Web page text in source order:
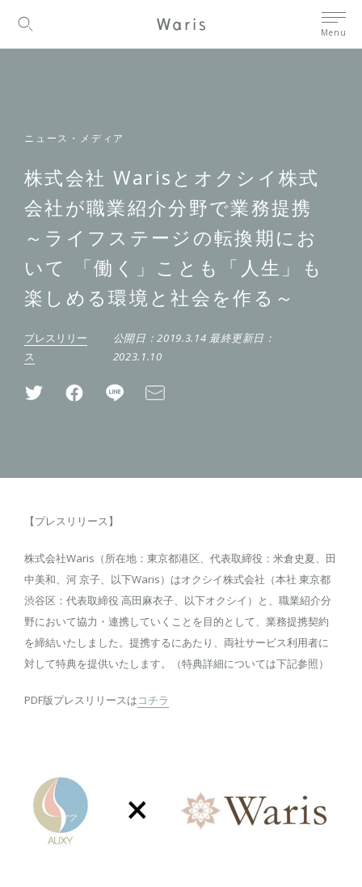
Menu
ニュース・メディア
株式会社 Warisとオクシイ株式
会社が職業紹介分野で業務提携
～ライフステージの転換期にお
いて 「働く」ことも「人生」も
楽しめる環境と社会を作る～
プレスリリー
ス
公開日：2019.3.14 最終更新日：
2023.1.10
【プレスリリース】
株式会社Waris（所在地：東京都港区、代表取締役：米倉史夏、田
中美和、河 京子、以下Waris）はオクシイ株式会社（本社 東京都
渋谷区：代表取締役 高田麻衣子、以下オクシイ）と、職業紹介分
野において協力・連携していくことを目的として、業務提携契約
を締結いたしました。提携するにあたり、両社サービス利用者に
対して特典を提供いたします。（特典詳細については下記参照）
PDF版プレスリリースはコチラ